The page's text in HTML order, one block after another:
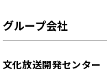
グループ会社
文化放送開発センター